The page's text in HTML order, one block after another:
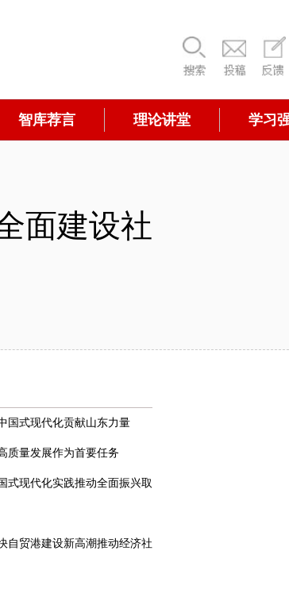
智库荐言 理论讲堂 学习
面建设社
国式现代化贡献山东力量
质量发展作为首要任务
式现代化实践推动全面振兴取
自贸港建设新高潮推动经济社